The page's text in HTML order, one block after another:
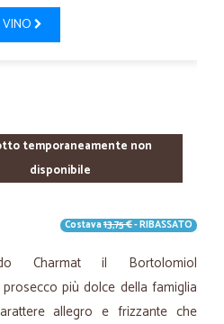
VINO
temporaneamente non
disponibile
Costava13,75 €- RIBASSATO
Charmat il Bortolomiol
più dolce della famiglia
allegro e frizzante che